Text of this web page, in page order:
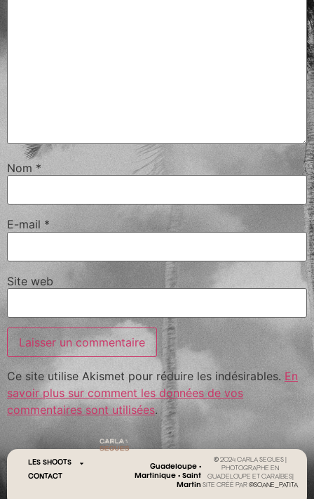
Nom *
E-mail *
Site web
Ce site utilise Akismet pour réduire les indésirables.En
savoir plus sur comment les données de vos
commentaires sont utilisées.
LES SHOOTS
CONTACT
Guadeloupe •
Martinique • Saint
Martin
© 2024 CARLA SEGUES |
PHOTOGRAPHE EN
GUADELOUPE ET CARAÏBES|
SITE CRÉÉ PAR@SOANE_PATITA